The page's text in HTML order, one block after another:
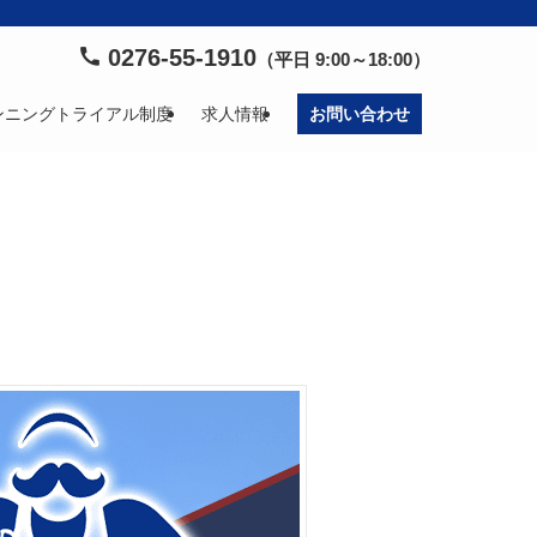
ニングトライアル制度 求人情報 お問い合わせ
0276-55-1910 （平日 9:00～18:00）